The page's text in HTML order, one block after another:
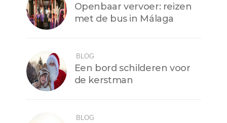
Openbaar vervoer: reizen
met de bus in Málaga
BLOG
Een bord schilderen voor
de kerstman
BLOG